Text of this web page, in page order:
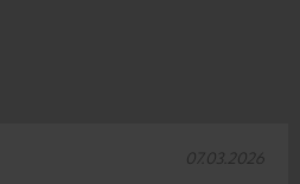
07.03.2026